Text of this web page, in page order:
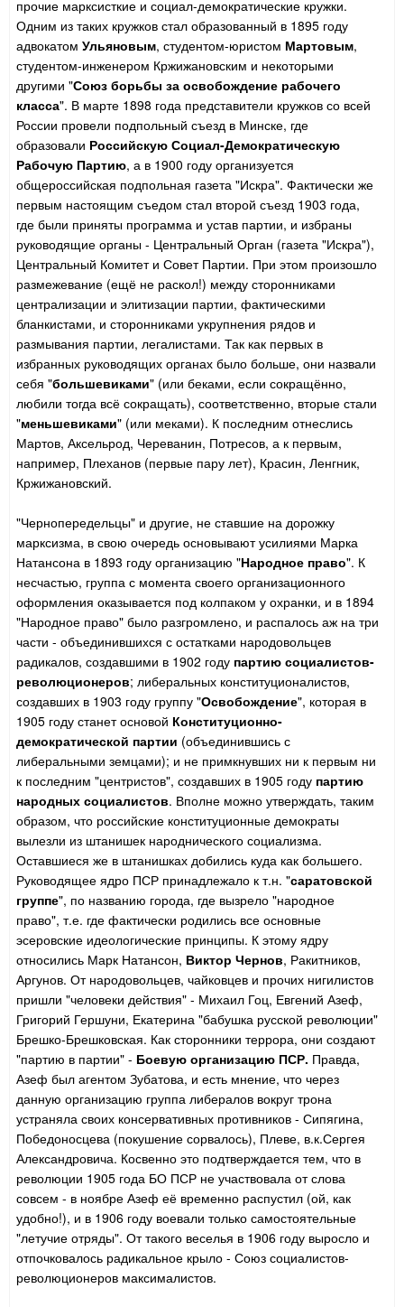
прочие марксисткие и социал-демократические кружки.
Одним из таких кружков стал образованный в 1895 году
адвокатом Ульяновым, студентом-юристом Мартовым,
студентом-инженером Кржижановским и некоторыми
другими "Союз борьбы за освобождение рабочего
класса". В марте 1898 года представители кружков со всей
России провели подпольный съезд в Минске, где
образовали Российскую Социал-Демократическую
Рабочую Партию, а в 1900 году организуется
общероссийская подпольная газета "Искра". Фактически же
первым настоящим съедом стал второй съезд 1903 года,
где были приняты программа и устав партии, и избраны
руководящие органы - Центральный Орган (газета "Искра"),
Центральный Комитет и Совет Партии. При этом произошло
размежевание (ещё не раскол!) между сторонниками
централизации и элитизации партии, фактическими
бланкистами, и сторонниками укрупнения рядов и
размывания партии, легалистами. Так как первых в
избранных руководящих органах было больше, они назвали
себя "большевиками" (или беками, если сокращённо,
любили тогда всё сокращать), соответственно, вторые стали
"меньшевиками" (или меками). К последним отнеслись
Мартов, Аксельрод, Череванин, Потресов, а к первым,
например, Плеханов (первые пару лет), Красин, Ленгник,
Кржижановский.
"Чернопередельцы" и другие, не ставшие на дорожку
марксизма, в свою очередь основывают усилиями Марка
Натансона в 1893 году организацию "Народное право". К
несчастью, группа с момента своего организационного
оформления оказывается под колпаком у охранки, и в 1894
"Народное право" было разгромлено, и распалось аж на три
части - объединившихся с остатками народовольцев
радикалов, создавшими в 1902 году партию социалистов-
революционеров; либеральных конституционалистов,
создавших в 1903 году группу "Освобождение", которая в
1905 году станет основой Конституционно-
демократической партии (объединившись с
либеральными земцами); и не примкнувших ни к первым ни
к последним "центристов", создавших в 1905 году партию
народных социалистов. Вполне можно утверждать, таким
образом, что российские конституционные демократы
вылезли из штанишек народнического социализма.
Оставшиеся же в штанишках добились куда как большего.
Руководящее ядро ПСР принадлежало к т.н. "саратовской
группе", по названию города, где вызрело "народное
право", т.е. где фактически родились все основные
эсеровские идеологические принципы. К этому ядру
относились Марк Натансон, Виктор Чернов, Ракитников,
Аргунов. От народовольцев, чайковцев и прочих нигилистов
пришли "человеки действия" - Михаил Гоц, Евгений Азеф,
Григорий Гершуни, Екатерина "бабушка русской революции"
Брешко-Брешковская. Как сторонники террора, они создают
"партию в партии" - Боевую организацию ПСР. Правда,
Азеф был агентом Зубатова, и есть мнение, что через
данную организацию группа либералов вокруг трона
устраняла своих консервативных противников - Сипягина,
Победоносцева (покушение сорвалось), Плеве, в.к.Сергея
Александровича. Косвенно это подтверждается тем, что в
революции 1905 года БО ПСР не участвовала от слова
совсем - в ноябре Азеф её временно распустил (ой, как
удобно!), и в 1906 году воевали только самостоятельные
"летучие отряды". От такого веселья в 1906 году выросло и
отпочковалось радикальное крыло - Союз социалистов-
революционеров максималистов.